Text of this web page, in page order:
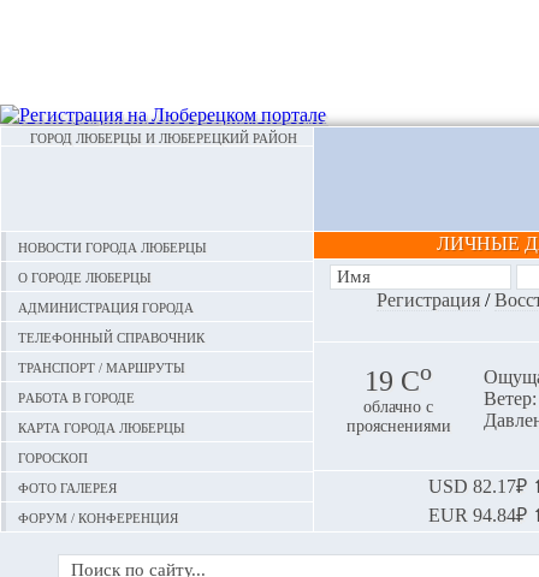
ГОРОД ЛЮБЕРЦЫ И ЛЮБЕРЕЦКИЙ РАЙОН
Новости города Люберцы
О городе Люберцы
Администрация города
Телефонный справочник
Транспорт / маршруты
Работа в городе
Карта города Люберцы
Гороскоп
Фото галерея
Форум / конференция
ЛИЧНЫЕ
Регистрация/
19 Сo
облачно с
прояснениями
USD 82.17₽
EUR 94.84₽